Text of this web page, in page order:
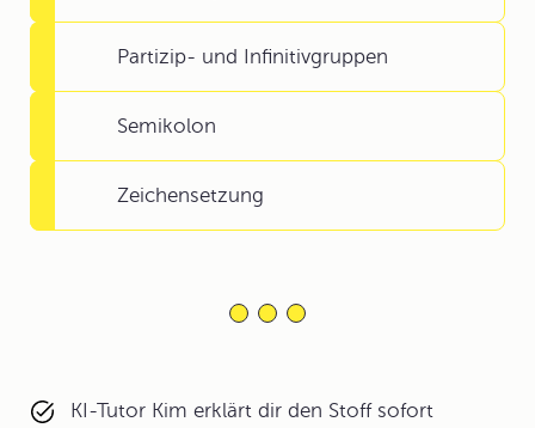
Partizip- und Infinitivgruppen
Semikolon
Zeichensetzung
KI-Tutor Kim erklärt dir den Stoff sofort